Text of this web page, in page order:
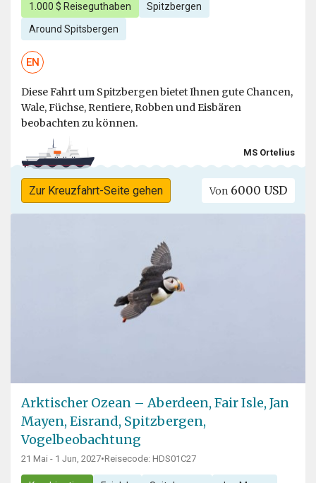
1.000 $ Reiseguthaben Spitzbergen
Around Spitsbergen
EN
Diese Fahrt um Spitzbergen bietet Ihnen gute Chancen,
Wale, Füchse, Rentiere, Robben und Eisbären
beobachten zu können.
MS Ortelius
Zur Kreuzfahrt-Seite gehen Von 6000 USD
Arktischer Ozean – Aberdeen, Fair Isle, Jan
Mayen, Eisrand, Spitzbergen,
Vogelbeobachtung
21 Mai - 1 Jun, 2027•Reisecode: HDS01C27